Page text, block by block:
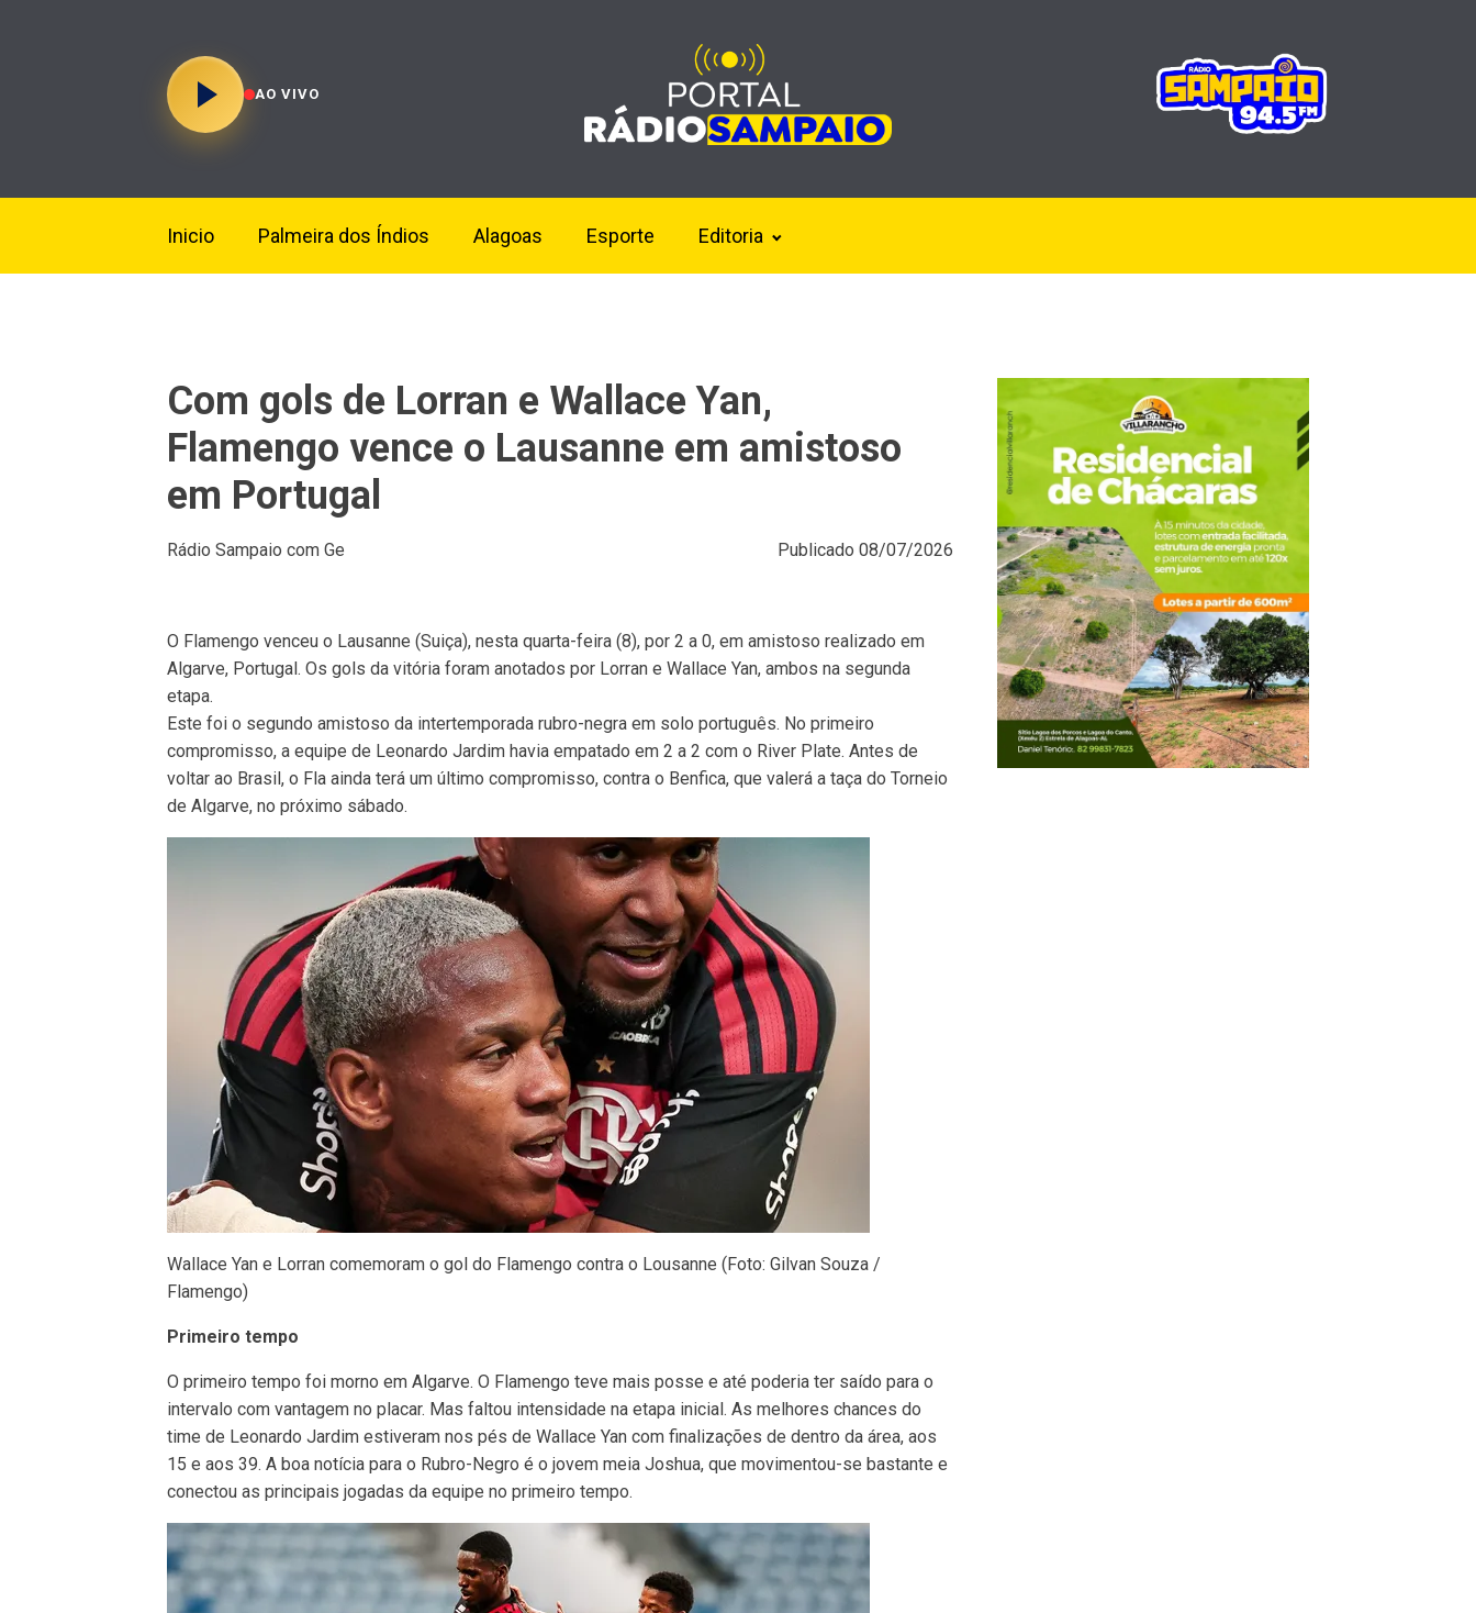
AO VIVO
Inicio Palmeira dos Índios Alagoas Esporte Editoria
Com gols de Lorran e Wallace Yan,
Flamengo vence o Lausanne em amistoso
em Portugal
Rádio Sampaio com Ge Publicado 08/07/2026
O Flamengo venceu o Lausanne (Suiça), nesta quarta-feira (8), por 2 a 0, em amistoso realizado em
Algarve, Portugal. Os gols da vitória foram anotados por Lorran e Wallace Yan, ambos na segunda
etapa.
Este foi o segundo amistoso da intertemporada rubro-negra em solo português. No primeiro
compromisso, a equipe de Leonardo Jardim havia empatado em 2 a 2 com o River Plate. Antes de
voltar ao Brasil, o Fla ainda terá um último compromisso, contra o Benfica, que valerá a taça do Torneio
de Algarve, no próximo sábado.
Wallace Yan e Lorran comemoram o gol do Flamengo contra o Lousanne (Foto: Gilvan Souza /
Flamengo)
Primeiro tempo
O primeiro tempo foi morno em Algarve. O Flamengo teve mais posse e até poderia ter saído para o
intervalo com vantagem no placar. Mas faltou intensidade na etapa inicial. As melhores chances do
time de Leonardo Jardim estiveram nos pés de Wallace Yan com finalizações de dentro da área, aos
15 e aos 39. A boa notícia para o Rubro-Negro é o jovem meia Joshua, que movimentou-se bastante e
conectou as principais jogadas da equipe no primeiro tempo.